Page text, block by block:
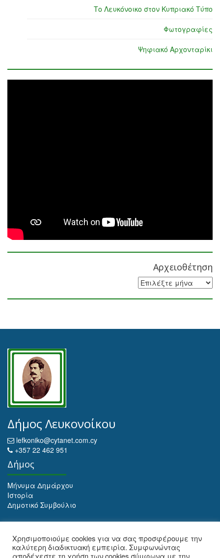
Το Λευκόνοικο στον Κυπριακό Τύπο
Φωτογραφίες
Ψηφιακό Αρχονταρίκι
Αρχειοθέτηση
Αρχειοθέτηση
Δήμος Λευκονοίκου
lefkoniko@cytanet.com.cy
+357 22 462 951
Δήμος
Μήνυμα Δημάρχου
Ιστορία
Δημοτικό Συμβούλιο
Αρχειοθέτηση
Χρησιμοποιούμε cookies για να σας προσφέρουμε την
καλύτερη διαδικτυακή εμπειρία. Συμφωνώντας
αποδέχεστε τη χρήση των cookies σύμφωνα με την